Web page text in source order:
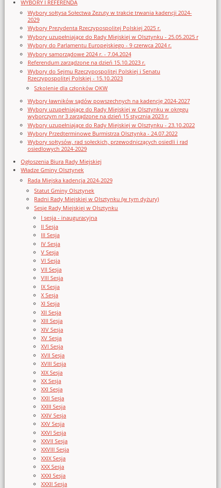
WYBORY I REFERENDA
Wybory sołtysa Sołectwa Zezuty w trakcie trwania kadencji 2024-
2029
Wybory Prezydenta Rzeczypospolitej Polskiej 2025 r.
Wybory uzupełniające do Rady Miejskiej w Olsztynku - 25.05.2025 r
Wybory do Parlamentu Europejskiego - 9 czerwca 2024 r.
Wybory samorządowe 2024 r. - 7.04.2024
Referendum zarządzone na dzień 15.10.2023 r.
Wybory do Sejmu Rzeczypospolitej Polskiej i Senatu
Rzeczypospolitej Polskiej - 15.10.2023
Szkolenie dla członków OKW
Wybory ławników sądów powszechnych na kadencję 2024-2027
Wybory uzupełniające do Rady Miejskiej w Olsztynku w okręgu
wyborczym nr 3 zarządzone na dzień 15 stycznia 2023 r.
Wybory uzupełniające do Rady Miejskiej w Olsztynku - 23.10.2022
Wybory Przedterminowe Burmistrza Olsztynka - 24.07.2022
Wybory sołtysów, rad sołeckich, przewodniczących osiedli i rad
osiedlowych 2024-2029
Ogłoszenia Biura Rady Miejskiej
Władze Gminy Olsztynek
Rada Miejska kadencja 2024-2029
Statut Gminy Olsztynek
Radni Rady Miejskiej w Olsztynku (w tym dyżury)
Sesje Rady Miejskiej w Olsztynku
I sesja - inauguracyjna
II Sesja
III Sesja
IV Sesja
V Sesja
VI Sesja
VII Sesja
VIII Sesja
IX Sesja
X Sesja
XI Sesja
XII Sesja
XIII Sesja
XIV Sesja
XV Sesja
XVI Sesja
XVII Sesja
XVIII Sesja
XIX Sesja
XX Sesja
XXI Sesja
XXII Sesja
XXIII Sesja
XXIV Sesja
XXV Sesja
XXVI Sesja
XXVII Sesja
XXVIII Sesja
XXIX Sesja
XXX Sesja
XXXI Sesja
XXXII Sesja